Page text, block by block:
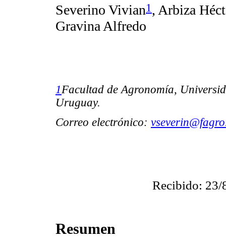
Severino Vivian1 , Arbiza
Gravina Alfredo
1Facultad de Agronomía,
Uruguay.
Correo electrónico:
Recibido: 23/
Resumen